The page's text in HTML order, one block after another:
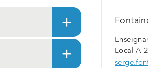
Local A-